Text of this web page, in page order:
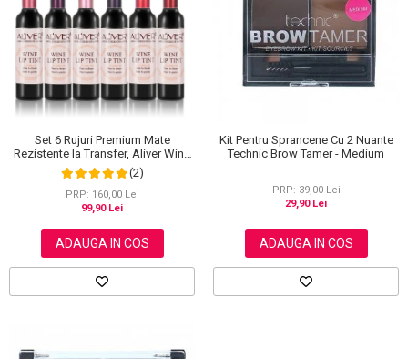
Scrub / Balsam de buze
Netestate pe Animale
Set 6 Rujuri Premium Mate
Rezistente la Transfer, Aliver Wine
Lip Tint Waterproof, 7 g X 6 buc
(2)
PRP: 160,00 Lei
99,90 Lei
ADAUGA IN COS
Kit Pentru Sprancene Cu 2 Nuante
Technic Brow Tamer - Medium
PRP: 39,00 Lei
29,90 Lei
ADAUGA IN COS